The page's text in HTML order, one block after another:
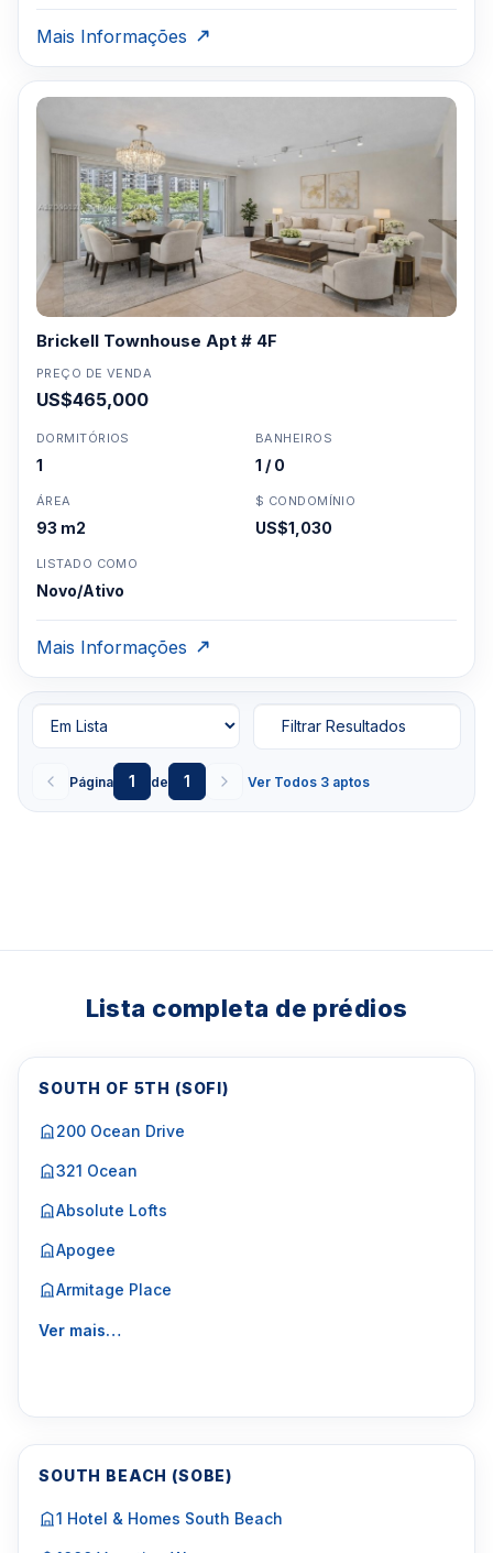
Mais Informações
Brickell Townhouse Apt # 4F
PREÇO DE VENDA
US$465,000
DORMITÓRIOS
1
BANHEIROS
1 / 0
ÁREA
93 m2
$ CONDOMÍNIO
US$1,030
LISTADO COMO
Novo/Ativo
Mais Informações
Página 1 de 1 Ver Todos 3 aptos
Filtrar Resultados
Lista completa de prédios
SOUTH OF 5TH (SOFI)
200 Ocean Drive
321 Ocean
Absolute Lofts
Apogee
Armitage Place
Ver mais…
SOUTH BEACH (SOBE)
1 Hotel & Homes South Beach